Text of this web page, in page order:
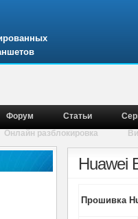
Форум Статьи
Онлайн разблокировка
Huawei
Прошивка